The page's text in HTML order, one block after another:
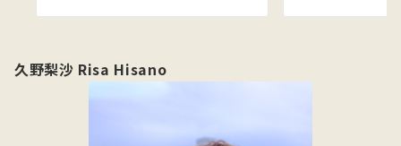
久野梨沙 Risa Hisano